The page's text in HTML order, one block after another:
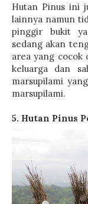
Hutan Pinus ini
lainnya namun
pinggir bukit
sedang akan
area yang cocok
keluarga dan
marsupilami
marsupilami.
5. Hutan Pinus